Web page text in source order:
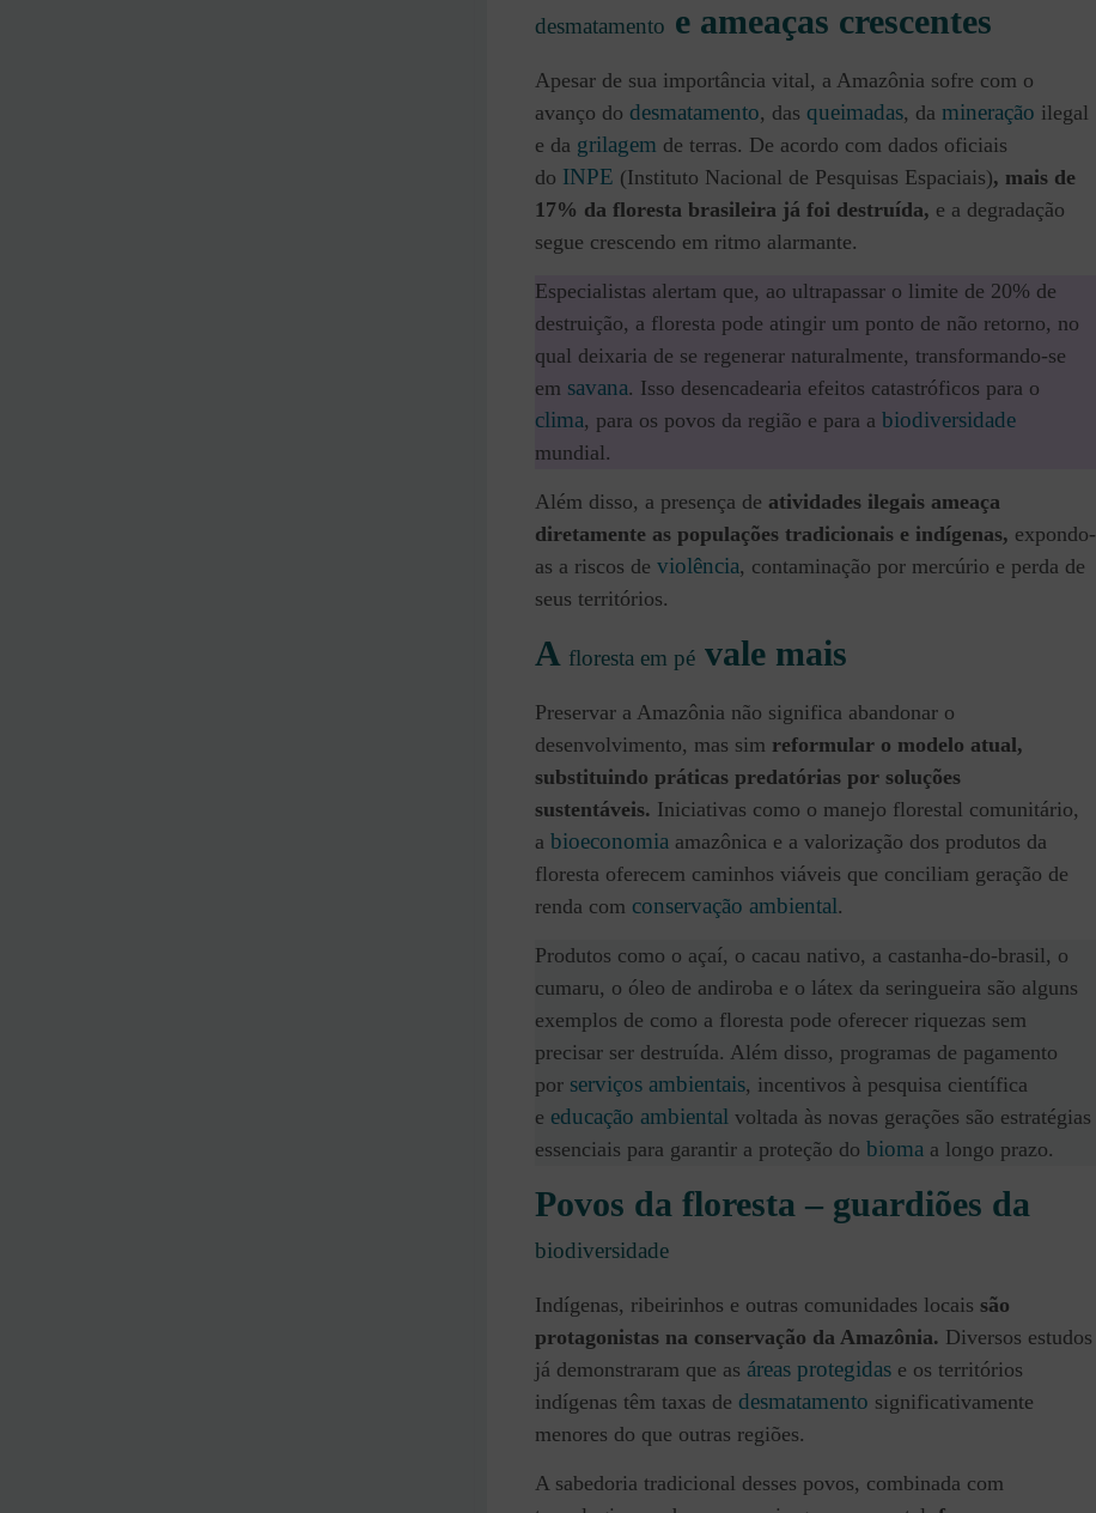
desmatamento e ameaças crescentes
Apesar de sua importância vital, a Amazônia sofre com o
avanço do desmatamento, das queimadas, da mineração ilegal
e da grilagem de terras. De acordo com dados oficiais
do INPE (Instituto Nacional de Pesquisas Espaciais), mais de
17% da floresta brasileira já foi destruída, e a degradação
segue crescendo em ritmo alarmante.
Especialistas alertam que, ao ultrapassar o limite de 20% de
destruição, a floresta pode atingir um ponto de não retorno, no
qual deixaria de se regenerar naturalmente, transformando-se
em savana. Isso desencadearia efeitos catastróficos para o
clima, para os povos da região e para a biodiversidade
mundial.
Além disso, a presença de atividades ilegais ameaça
diretamente as populações tradicionais e indígenas, expondo-
as a riscos de violência, contaminação por mercúrio e perda de
seus territórios.
A floresta em pé vale mais
Preservar a Amazônia não significa abandonar o
desenvolvimento, mas sim reformular o modelo atual,
substituindo práticas predatórias por soluções
sustentáveis. Iniciativas como o manejo florestal comunitário,
a bioeconomia amazônica e a valorização dos produtos da
floresta oferecem caminhos viáveis que conciliam geração de
renda com conservação ambiental.
Produtos como o açaí, o cacau nativo, a castanha-do-brasil, o
cumaru, o óleo de andiroba e o látex da seringueira são alguns
exemplos de como a floresta pode oferecer riquezas sem
precisar ser destruída. Além disso, programas de pagamento
por serviços ambientais, incentivos à pesquisa científica
e educação ambiental voltada às novas gerações são estratégias
essenciais para garantir a proteção do bioma a longo prazo.
Povos da floresta – guardiões da
biodiversidade
Indígenas, ribeirinhos e outras comunidades locais são
protagonistas na conservação da Amazônia. Diversos estudos
já demonstraram que as áreas protegidas e os territórios
indígenas têm taxas de desmatamento significativamente
menores do que outras regiões.
A sabedoria tradicional desses povos, combinada com